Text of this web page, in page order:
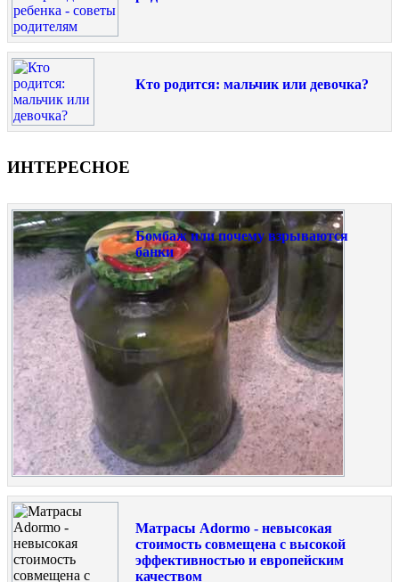
Кто родится: мальчик или девочка?
ИНТЕРЕСНОЕ
Бомбаж или почему взрываются
банки
Матрасы Adormo - невысокая
стоимость совмещена с высокой
эффективностью и европейским
качеством